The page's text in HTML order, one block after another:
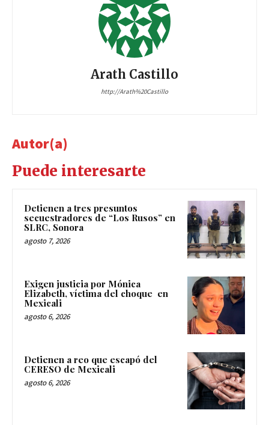
Arath Castillo
http://Arath%20Castillo
Autor(a)
Puede interesarte
Detienen a tres presuntos
secuestradores de “Los Rusos” en
SLRC, Sonora
agosto 7, 2026
Exigen justicia por Mónica
Elizabeth, víctima del choque en
Mexicali
agosto 6, 2026
Detienen a reo que escapó del
CERESO de Mexicali
agosto 6, 2026